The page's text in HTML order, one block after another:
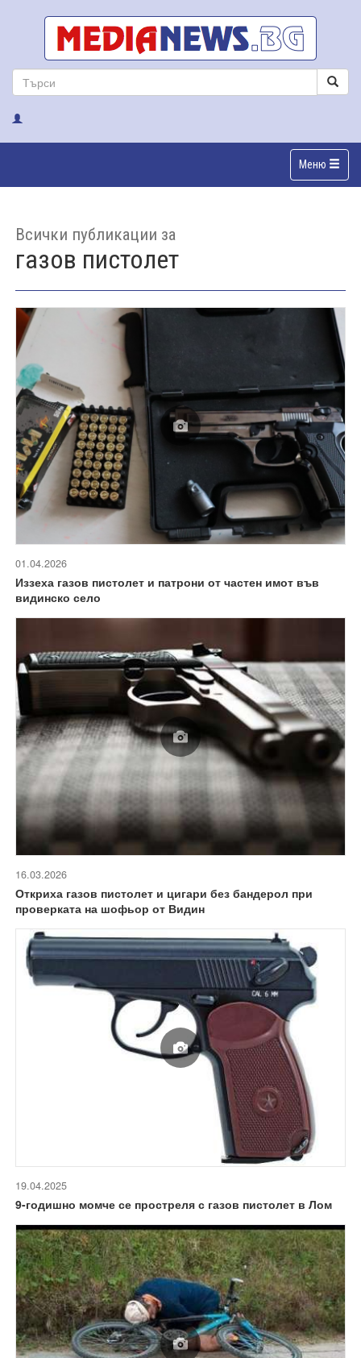
Меню
Всички публикации за
газов пистолет
01.04.2026
Иззеха газов пистолет и патрони от частен имот във
видинско село
16.03.2026
Откриха газов пистолет и цигари без бандерол при
проверката на шофьор от Видин
19.04.2025
9-годишно момче се простреля с газов пистолет в Лом